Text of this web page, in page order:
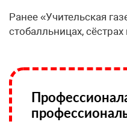
Ранее «Учительская
стобалльницах,